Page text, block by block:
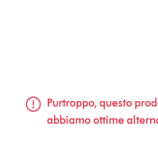
Purtroppo, questo
abbiamo ottime